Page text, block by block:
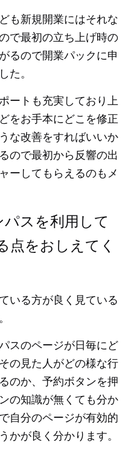
も新規開業にはそれな
で最初の立ち上げ時の
るので開業パックに申
た。
ートも充実しており上
をお手本にどこを修正
な改善をすればいいか
ので最初から反響の出
ーしてもらえるのもメ
スを利用して
点をおしえてく
いる方が良く見ている
スのページが日毎にど
の見た人がどの様な行
のか、予約ボタンを押
の知識が無くても分か
自分のページが有効的
かが良く分かります。